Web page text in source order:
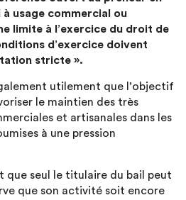
à usage commercial ou
limite à l’exercice du droit de
d’exercice doivent
stricte ».
utilement que l’objectif
le maintien des très
et artisanales dans les
à une pression
que seul le titulaire du bail peut
que son activité soit encore